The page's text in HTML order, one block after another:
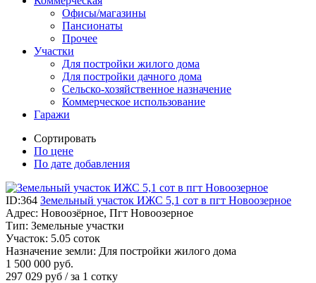
Офисы/магазины
Пансионаты
Прочее
Участки
Для постройки жилого дома
Для постройки дачного дома
Сельско-хозяйственное назначение
Коммерческое использование
Гаражи
Сортировать
По цене
По дате добавления
ID:364 Земельный участок ИЖС 5,1 сот в пгт Новоозерное
Адрес: Новоозёрное, Пгт Новоозерное
Тип: Земельные участки
Участок: 5.05 соток
Назначение земли: Для постройки жилого дома
1 500 000 руб.
297 029 руб / за 1 сотку